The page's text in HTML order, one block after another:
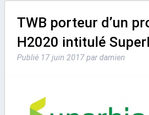
TWB porteur d’un
H2020 intitulé
Publié 17 juin 2017 par damien